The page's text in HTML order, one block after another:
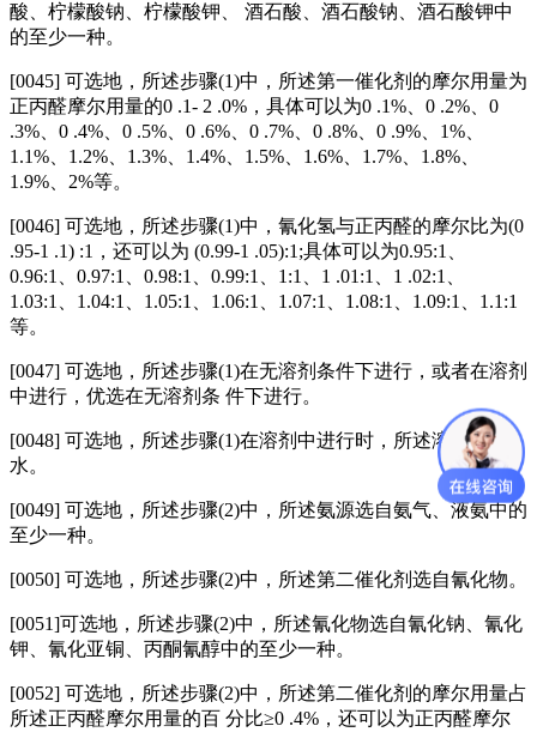
酸、柠檬酸钠、柠檬酸钾、 酒石酸、酒石酸钠、酒石酸钾中
的至少一种。
[0045] 可选地，所述步骤(1)中，所述第一催化剂的摩尔用量为
正丙醛摩尔用量的0 .1- 2 .0%，具体可以为0 .1%、0 .2%、0
.3%、0 .4%、0 .5%、0 .6%、0 .7%、0 .8%、0 .9%、1%、
1.1%、1.2%、1.3%、1.4%、1.5%、1.6%、1.7%、1.8%、
1.9%、2%等。
[0046] 可选地，所述步骤(1)中，氰化氢与正丙醛的摩尔比为(0
.95-1 .1) :1，还可以为 (0.99-1 .05):1;具体可以为0.95:1、
0.96:1、0.97:1、0.98:1、0.99:1、1:1、1 .01:1、1 .02:1、
1.03:1、1.04:1、1.05:1、1.06:1、1.07:1、1.08:1、1.09:1、1.1:1
等。
[0047] 可选地，所述步骤(1)在无溶剂条件下进行，或者在溶剂
中进行，优选在无溶剂条 件下进行。
[0048] 可选地，所述步骤(1)在溶剂中进行时，所述溶剂选自
水。
[0049] 可选地，所述步骤(2)中，所述氨源选自氨气、液氨中的
至少一种。
[0050] 可选地，所述步骤(2)中，所述第二催化剂选自氰化物。
[0051]可选地，所述步骤(2)中，所述氰化物选自氰化钠、氰化
钾、氰化亚铜、丙酮氰醇中的至少一种。
[0052] 可选地，所述步骤(2)中，所述第二催化剂的摩尔用量占
所述正丙醛摩尔用量的百 分比≥0 .4%，还可以为正丙醛摩尔